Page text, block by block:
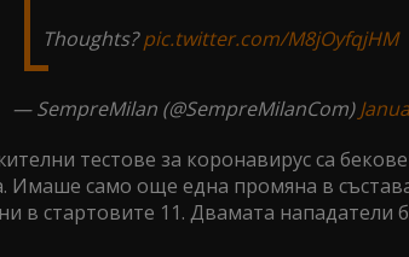
Thoughts?pic.twitter.com/M8jOyfqjHM
— SempreMilan (@SempreMilanCom)
тестове за коронавирус са
Имаше само още една промяна в
в стартовите 11. Двамата нападатели